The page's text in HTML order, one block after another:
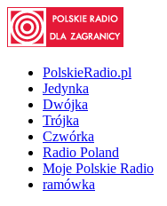
PolskieRadio.pl
Jedynka
Dwójka
Trójka
Czwórka
Radio Poland
Moje Polskie Radio
ramówka